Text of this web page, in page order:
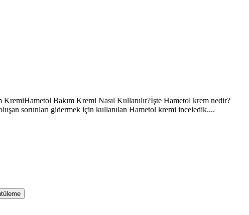
Bakım Kremi Nasıl Kullanılır?İşte Hametol krem nedir?
sorunları gidermek için kullanılan Hametol kremi inceledik....